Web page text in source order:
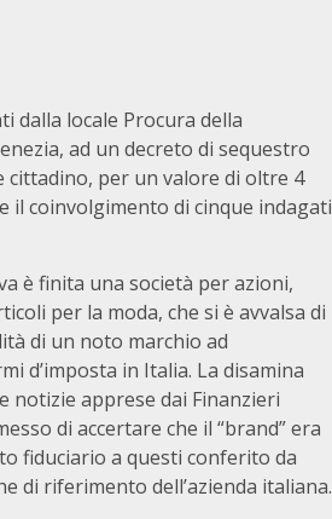
dalla locale Procura della
ad un decreto di sequestro
cittadino, per un valore di oltre 4
il coinvolgimento di cinque indagati
è finita una società per azioni,
per la moda, che si è avvalsa di
di un noto marchio ad
d’imposta in Italia. La disamina
notizie apprese dai Finanzieri
di accertare che il “brand” era
fiduciario a questi conferito da
di riferimento dell’azienda italiana.